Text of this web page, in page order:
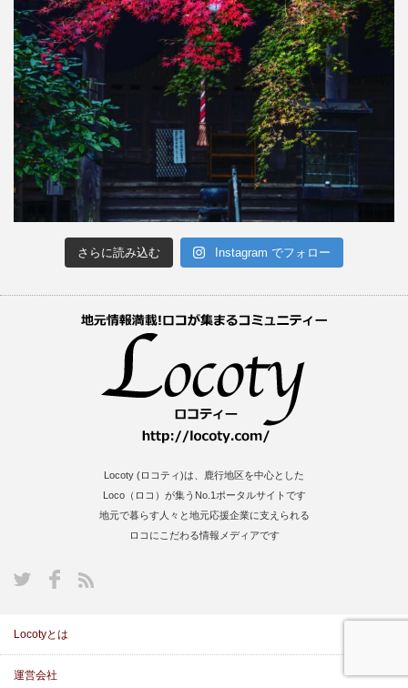
さらに読み込む Instagram でフォロー
Locoty (ロコティ)は、鹿行地区を中心とした
Loco（ロコ）が集うNo.1ポータルサイトです
地元で暮らす人々と地元応援企業に支えられる
ロコにこだわる情報メディアです
Locotyとは
運営会社